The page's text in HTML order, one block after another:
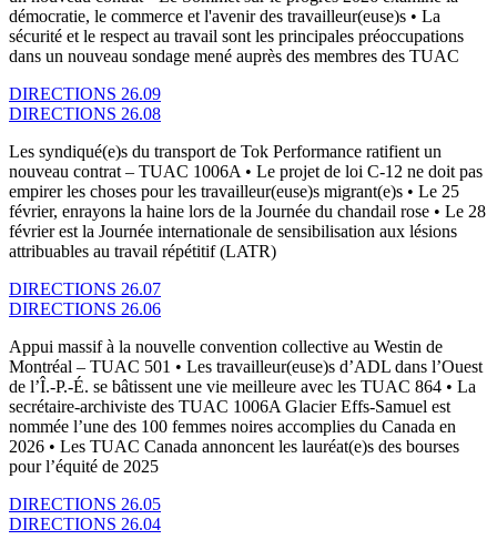
démocratie, le commerce et l'avenir des travailleur(euse)s • La
sécurité et le respect au travail sont les principales préoccupations
dans un nouveau sondage mené auprès des membres des TUAC
DIRECTIONS 26.09
DIRECTIONS 26.08
Les syndiqué(e)s du transport de Tok Performance ratifient un
nouveau contrat – TUAC 1006A • Le projet de loi C-12 ne doit pas
empirer les choses pour les travailleur(euse)s migrant(e)s • Le 25
février, enrayons la haine lors de la Journée du chandail rose • Le 28
février est la Journée internationale de sensibilisation aux lésions
attribuables au travail répétitif (LATR)
DIRECTIONS 26.07
DIRECTIONS 26.06
Appui massif à la nouvelle convention collective au Westin de
Montréal – TUAC 501 • Les travailleur(euse)s d’ADL dans l’Ouest
de l’Î.-P.-É. se bâtissent une vie meilleure avec les TUAC 864 • La
secrétaire-archiviste des TUAC 1006A Glacier Effs-Samuel est
nommée l’une des 100 femmes noires accomplies du Canada en
2026 • Les TUAC Canada annoncent les lauréat(e)s des bourses
pour l’équité de 2025
DIRECTIONS 26.05
DIRECTIONS 26.04